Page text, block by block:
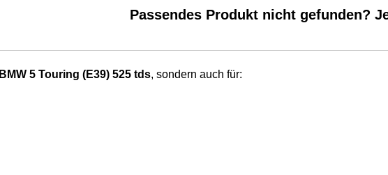
Passendes Produkt nicht gefunden?
BMW 5 Touring (E39) 525 tds, sondern auch für: